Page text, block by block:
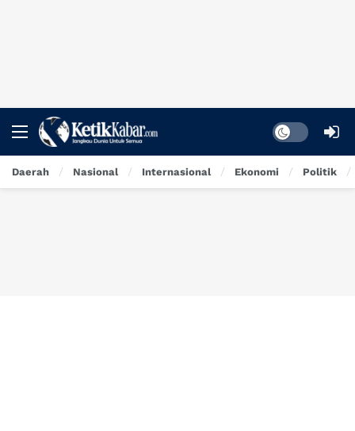
Dark mode
Daerah Nasional Internasional Ekonomi Politik